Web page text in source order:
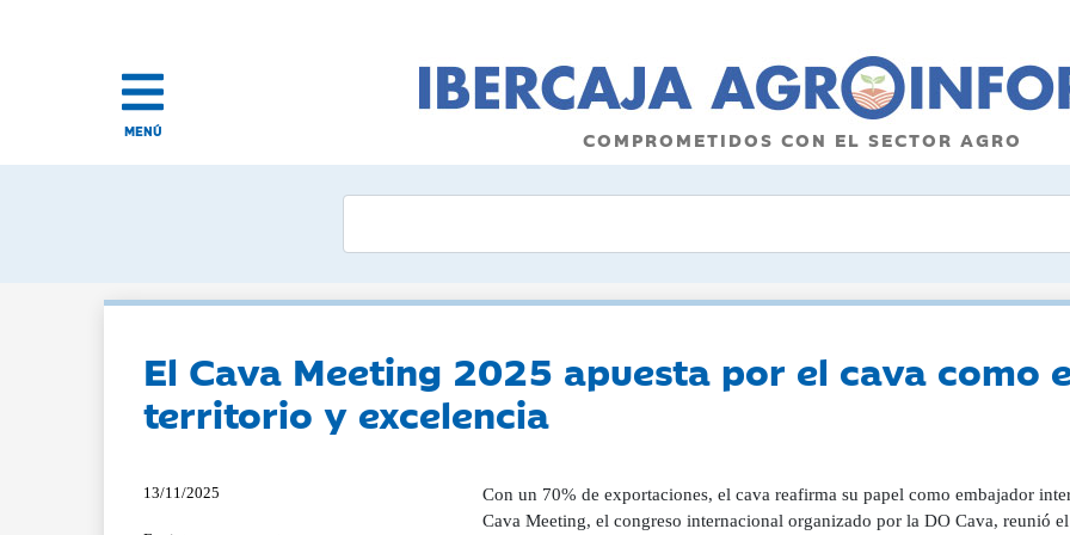
MENÚ COMPROMETIDOS CON EL SECTOR AGRO
El Cava Meeting 2025 apuesta por el cava como
territorio y excelencia
13/11/2025 Con un 70% de exportaciones, el cava reafirma su papel como embajador internacional del vino español La segunda edición de Cava Meeting, el congreso internacional organizado por la DO Cava, reunió el 11 y 12 de noviembre en el espacio Font de la Canya (Barcelona) a un centenar de expertos, elaboradores y prescriptores del vino de todo el mundo. Durante dos jornadas, el evento reivindicó el compromiso del cava con el territorio, su responsabilidad socioeconómica y su proyección internacional como espumoso de calidad. El sentido de un territorio y de un método Entre las viñas del Penedès, y a pocos metros del yacimiento arqueológico considerado la cuna de la vitivinicultura catalana, los asistentes realizaron una completa inmersión en los Cavas de Guarda Superior, la gama más alta de la denominación. Estos cavas deben cumplir con una crianza en botella de al menos 18 meses para los reservas, de un mínimo de 30 meses para los grandes reservas y de al menos 36 meses para los de paraje calificado. Además, proceden de viñas especializadas, con rendimientos reducidos y, desde este 2025, ecológicas. Con el objetivo de que el mundo conozca al cava -y, sobre todo, que lo diferencie de sus grandes competidores, el champagne y el prosecco-, el programa combinó ponencias científicas, catas temáticas y mesas redondas sobre el futuro del sector. En la inauguración, el presidente del Consejo Regulador, Javier Pagés, destacó que el cava es un "vino histórico, con 150 vendimias a sus espaldas, fiel a sus raíces y al método tradicional, vinculado al territorio, a las tradiciones y uvas locales y a un método exclusivo de muy pocas regiones del mundo". A lo que añadió: "Tenemos una base increíble, una joya con identidad propia y mediterránea que debemos trabajar juntos". Y es que como pocas veces se le ha escuchado, Pagés apostó sin dudas por la unidad: "Seremos mucho más si vamos unidos y trabajamos sin cesar. El cava no debe tener miedo". En este sentido, el conseller de Agricultura, Ganadería, Pesca y Alimentación de la Generalitat de Catalunya, Òscar Ordeig i Molist, destacó durante su intervención papel del cava en la identidad catalana: "No se puede entender la historia ni la economía de nuestra región sin el cava. Cataluña no es nada sin el cava ni el cava sin Cataluña". Dos días de catas, ponencias y reflexión Durante las dos jornadas se cataron más de 200 referencias procedentes de 65 bodegas, se sirvieron unas 5.000 copas y se visitaron 26 cavas, con sesiones que contaron con 28 ponentes internacionales. Las jornadas comenzaron con una ponencia multidisciplinar sobre el método tradicional de elaboración, en la que ciencia, enología y percepción sensorial se dieron la mano. El investigador Charles Zuker, profesor de la Universidad de Columbia, exploró las conexiones entre el sentido del gusto y el cerebro, destacando el papel de la carbonización como activadora de sabores: "El estudio de la carbonización y del CO2 será clave en el futuro del vino", señaló. Le siguió el neurobiólogo Gabriel Lepousez, del Instituto Pasteur, quien explicó cómo el CO2 actúa como una molécula multisensorial, "estimulando todos los sentidos y dando textura y emoción, creando un efecto refrescante y energizante que llega a nuestro cerebro". También habló de la influencia del envejecimiento sobre lías en la complejidad aromática del cava, liberando compuestos umami: "El sabor del cava se crea a través de proteínas transformadoras, un proceso muy vinculado a la autólisis de la levadura", afirmó. El enólogo y profesor Pere Pons Mercadé abordó los procesos que se producen durante la crianza y su impacto organoléptico, mientras que Cristina Mercuri, fundadora de Mercuri Wine Club (Italia), analizó la evolución de los espumosos italianos, especialmente los elaborados en la zona de Franciacorta, y sus puntos de encuentro con el cava. Territorio, diversidad y proyección global Las primeras catas del encuentro, conducidas por la prestigiosa Sarah Jane Evans y Roberto Durán, primer Master of Wine de España, exploraron la diversidad de terroirs que definen a la DO Cava. A través de una selección representativa de vinos de viñedo y largas crianzas, los expertos mostraron cómo cada zona expresa su identidad a través de estilos propios y variedades autóctonas. Posteriormente, una mesa redonda moderada por María Naranjo, directora de Industria Agroalimentaria en el ICEX, abordó el futuro del cava en los mercados internacionales. Participaron Xavier Ybargüengoitia (exdirector general de Estates & Wines, The Moët-Hennessy Wine Division), Jordi Paronella (José Andrés Group), Laura Williamson MS (Unlock Your Palate Inc.) y Harriet Kininmonth (The Wine Society). La sesión puso de relieve la necesidad de reforzar la narrativa del cava, comunicar su origen y conectar con el consumidor mediante valores como la sostenibilidad y la autenticidad. "Debemos crear un código que traslade al consumidor al viñedo", apuntó la estadounidense Laura Williamson. La británica Harriet Kininmonth, por su parte, defendió "educar y comunicar el cava desde su versatilidad y método tradicional" ya que cree que la idea de "prestigio" no ha calado en algunos mercados, como el suyo, que sigue viendo el cava como "un producto de supermercado". Xavier Ybargüengoitia coincidió en la necesidad de un cambio de percepción: "Durante muchos años el cava ha sido considerado como un champán barato, y cambiar esta idea no será nada fácil", advirtió. En su opinión, "el futuro pasa más por crear una marca sólida que por construir reputación en torno a una denominación de origen". En esta línea, Jordi Paronella destacó que "falta confianza en la forma de comunicar", teniendo en cuenta la alta calidad de los productos y su versatilidad gastronómica. Durante el debate, María Naranjo reclamó un mayor esfuerzo exportador por parte de las bodegas, especialmente las de menor tamaño. "No están interesadas en el mercado internacional", afirmó la responsable del ICEX, que lamentó haber tenido que cancelar actividades